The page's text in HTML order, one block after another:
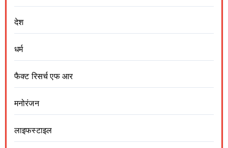
देश
धर्म
फैक्ट रिसर्च एफ आर
मनोरंजन
लाइफस्टाइल